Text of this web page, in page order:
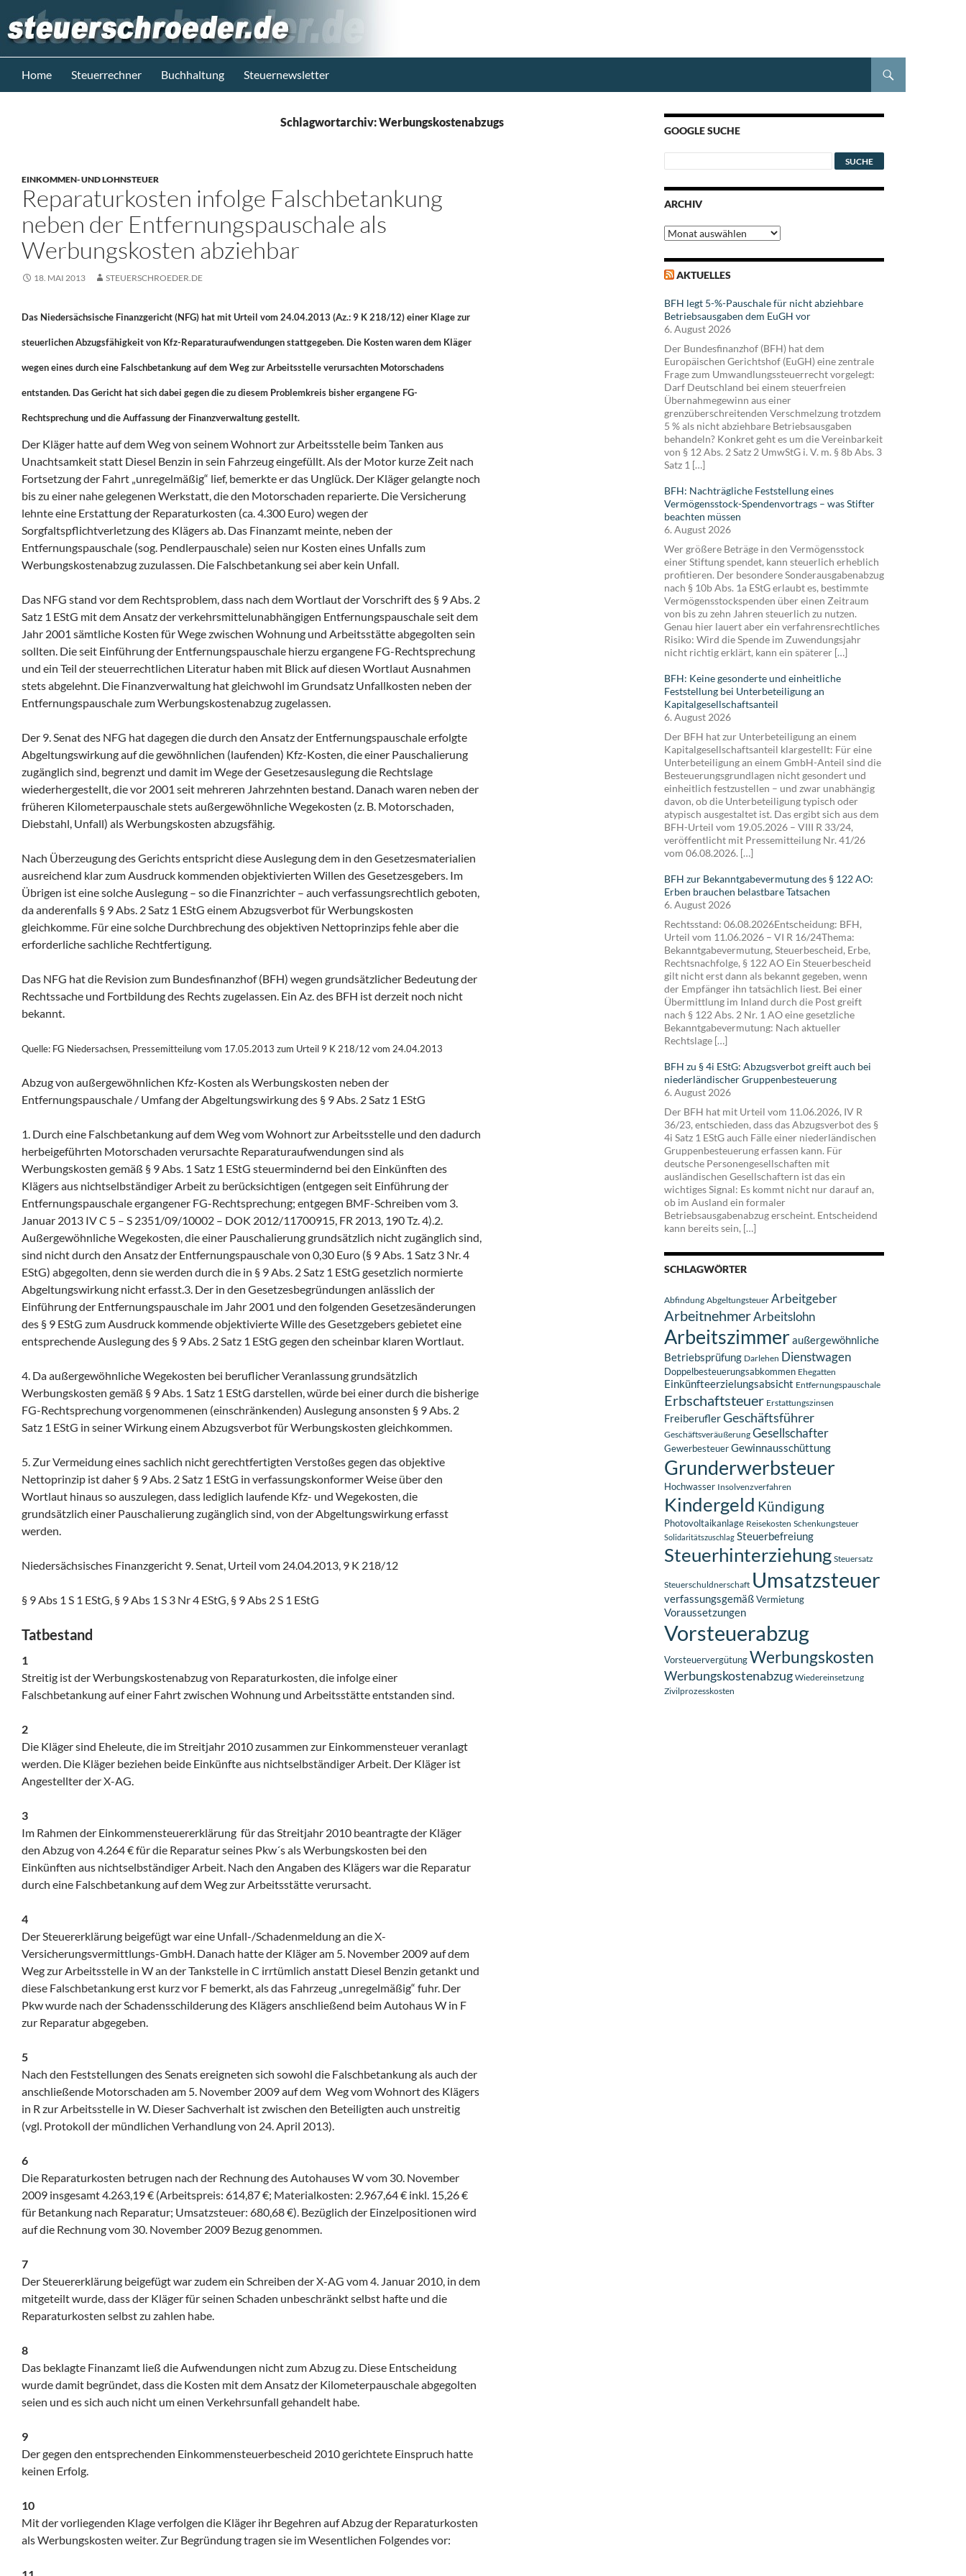
Inhalt
springen
Steuerblog www.steuerschroeder.de
Home Steuerrechner Buchhaltung Steuernewsletter
Schlagwortarchiv: Werbungskostenabzugs
EINKOMMEN- UND LOHNSTEUER
Reparaturkosten infolge Falschbetankung
neben der Entfernungspauschale als
Werbungskosten abziehbar
18. MAI 2013 STEUERSCHROEDER.DE
Das Niedersächsische Finanzgericht (NFG) hat mit Urteil vom 24.04.2013 (Az.: 9 K 218/12) einer Klage zur
steuerlichen Abzugsfähigkeit von Kfz-Reparaturaufwendungen stattgegeben. Die Kosten waren dem Kläger
wegen eines durch eine Falschbetankung auf dem Weg zur Arbeitsstelle verursachten Motorschadens
entstanden. Das Gericht hat sich dabei gegen die zu diesem Problemkreis bisher ergangene FG-
Rechtsprechung und die Auffassung der Finanzverwaltung gestellt.
Der Kläger hatte auf dem Weg von seinem Wohnort zur Arbeitsstelle beim Tanken aus
Unachtsamkeit statt Diesel Benzin in sein Fahrzeug eingefüllt. Als der Motor kurze Zeit nach
Fortsetzung der Fahrt „unregelmäßig“ lief, bemerkte er das Unglück. Der Kläger gelangte noch
bis zu einer nahe gelegenen Werkstatt, die den Motorschaden reparierte. Die Versicherung
lehnte eine Erstattung der Reparaturkosten (ca. 4.300 Euro) wegen der
Sorgfaltspflichtverletzung des Klägers ab. Das Finanzamt meinte, neben der
Entfernungspauschale (sog. Pendlerpauschale) seien nur Kosten eines Unfalls zum
Werbungskostenabzug zuzulassen. Die Falschbetankung sei aber kein Unfall.
Das NFG stand vor dem Rechtsproblem, dass nach dem Wortlaut der Vorschrift des § 9 Abs. 2
Satz 1 EStG mit dem Ansatz der verkehrsmittelunabhängigen Entfernungspauschale seit dem
Jahr 2001 sämtliche Kosten für Wege zwischen Wohnung und Arbeitsstätte abgegolten sein
sollten. Die seit Einführung der Entfernungspauschale hierzu ergangene FG-Rechtsprechung
und ein Teil der steuerrechtlichen Literatur haben mit Blick auf diesen Wortlaut Ausnahmen
stets abgelehnt. Die Finanzverwaltung hat gleichwohl im Grundsatz Unfallkosten neben der
Entfernungspauschale zum Werbungskostenabzug zugelassen.
Der 9. Senat des NFG hat dagegen die durch den Ansatz der Entfernungspauschale erfolgte
Abgeltungswirkung auf die gewöhnlichen (laufenden) Kfz-Kosten, die einer Pauschalierung
zugänglich sind, begrenzt und damit im Wege der Gesetzesauslegung die Rechtslage
wiederhergestellt, die vor 2001 seit mehreren Jahrzehnten bestand. Danach waren neben der
früheren Kilometerpauschale stets außergewöhnliche Wegekosten (z. B. Motorschaden,
Diebstahl, Unfall) als Werbungskosten abzugsfähig.
Nach Überzeugung des Gerichts entspricht diese Auslegung dem in den Gesetzesmaterialien
ausreichend klar zum Ausdruck kommenden objektivierten Willen des Gesetzesgebers. Im
Übrigen ist eine solche Auslegung – so die Finanzrichter – auch verfassungsrechtlich geboten,
da anderenfalls § 9 Abs. 2 Satz 1 EStG einem Abzugsverbot für Werbungskosten
gleichkomme. Für eine solche Durchbrechung des objektiven Nettoprinzips fehle aber die
erforderliche sachliche Rechtfertigung.
Das NFG hat die Revision zum Bundesfinanzhof (BFH) wegen grundsätzlicher Bedeutung der
Rechtssache und Fortbildung des Rechts zugelassen. Ein Az. des BFH ist derzeit noch nicht
bekannt.
Quelle: FG Niedersachsen, Pressemitteilung vom 17.05.2013 zum Urteil 9 K 218/12 vom 24.04.2013
Abzug von außergewöhnlichen Kfz-Kosten als Werbungskosten neben der
Entfernungspauschale / Umfang der Abgeltungswirkung des § 9 Abs. 2 Satz 1 EStG
1. Durch eine Falschbetankung auf dem Weg vom Wohnort zur Arbeitsstelle und den dadurch
herbeigeführten Motorschaden verursachte Reparaturaufwendungen sind als
Werbungskosten gemäß § 9 Abs. 1 Satz 1 EStG steuermindernd bei den Einkünften des
Klägers aus nichtselbständiger Arbeit zu berücksichtigen (entgegen seit Einführung der
Entfernungspauschale ergangener FG-Rechtsprechung; entgegen BMF-Schreiben vom 3.
Januar 2013 IV C 5 – S 2351/09/10002 – DOK 2012/11700915, FR 2013, 190 Tz. 4).2.
Außergewöhnliche Wegekosten, die einer Pauschalierung grundsätzlich nicht zugänglich sind,
sind nicht durch den Ansatz der Entfernungspauschale von 0,30 Euro (§ 9 Abs. 1 Satz 3 Nr. 4
EStG) abgegolten, denn sie werden durch die in § 9 Abs. 2 Satz 1 EStG gesetzlich normierte
Abgeltungswirkung nicht erfasst.3. Der in den Gesetzesbegründungen anlässlich der
Einführung der Entfernungspauschale im Jahr 2001 und den folgenden Gesetzesänderungen
des § 9 EStG zum Ausdruck kommende objektivierte Wille des Gesetzgebers gebietet eine
entsprechende Auslegung des § 9 Abs. 2 Satz 1 EStG gegen den scheinbar klaren Wortlaut.
4. Da außergewöhnliche Wegekosten bei beruflicher Veranlassung grundsätzlich
Werbungskosten gemäß § 9 Abs. 1 Satz 1 EStG darstellen, würde bei einer durch die bisherige
FG-Rechtsprechung vorgenommenen (einschränkenden) Auslegung ansonsten § 9 Abs. 2
Satz 1 EStG in seiner Wirkung einem Abzugsverbot für Werbungskosten gleichkommen.
5. Zur Vermeidung eines sachlich nicht gerechtfertigten Verstoßes gegen das objektive
Nettoprinzip ist daher § 9 Abs. 2 Satz 1 EStG in verfassungskonformer Weise über den
Wortlaut hinaus so auszulegen, dass lediglich laufende Kfz- und Wegekosten, die
grundsätzlich einer Pauschalierung zugänglich sind, von der Abgeltungswirkung erfasst
werden.
Niedersächsisches Finanzgericht 9. Senat, Urteil vom 24.04.2013, 9 K 218/12
§ 9 Abs 1 S 1 EStG, § 9 Abs 1 S 3 Nr 4 EStG, § 9 Abs 2 S 1 EStG
Tatbestand
1
Streitig ist der Werbungskostenabzug von Reparaturkosten, die infolge einer
Falschbetankung auf einer Fahrt zwischen Wohnung und Arbeitsstätte entstanden sind.
2
Die Kläger sind Eheleute, die im Streitjahr 2010 zusammen zur Einkommensteuer veranlagt
werden. Die Kläger beziehen beide Einkünfte aus nichtselbständiger Arbeit. Der Kläger ist
Angestellter der X-AG.
3
Im Rahmen der Einkommensteuererklärung für das Streitjahr 2010 beantragte der Kläger
den Abzug von 4.264 € für die Reparatur seines Pkw´s als Werbungskosten bei den
Einkünften aus nichtselbständiger Arbeit. Nach den Angaben des Klägers war die Reparatur
durch eine Falschbetankung auf dem Weg zur Arbeitsstätte verursacht.
4
Der Steuererklärung beigefügt war eine Unfall-/Schadenmeldung an die X-
Versicherungsvermittlungs-GmbH. Danach hatte der Kläger am 5. November 2009 auf dem
Weg zur Arbeitsstelle in W an der Tankstelle in C irrtümlich anstatt Diesel Benzin getankt und
diese Falschbetankung erst kurz vor F bemerkt, als das Fahrzeug „unregelmäßig“ fuhr. Der
Pkw wurde nach der Schadensschilderung des Klägers anschließend beim Autohaus W in F
zur Reparatur abgegeben.
5
Nach den Feststellungen des Senats ereigneten sich sowohl die Falschbetankung als auch der
anschließende Motorschaden am 5. November 2009 auf dem Weg vom Wohnort des Klägers
in R zur Arbeitsstelle in W. Dieser Sachverhalt ist zwischen den Beteiligten auch unstreitig
(vgl. Protokoll der mündlichen Verhandlung von 24. April 2013).
6
Die Reparaturkosten betrugen nach der Rechnung des Autohauses W vom 30. November
2009 insgesamt 4.263,19 € (Arbeitspreis: 614,87 €; Materialkosten: 2.967,64 € inkl. 15,26 €
für Betankung nach Reparatur; Umsatzsteuer: 680,68 €). Bezüglich der Einzelpositionen wird
auf die Rechnung vom 30. November 2009 Bezug genommen.
7
Der Steuererklärung beigefügt war zudem ein Schreiben der X-AG vom 4. Januar 2010, in dem
mitgeteilt wurde, dass der Kläger für seinen Schaden unbeschränkt selbst hafte und die
Reparaturkosten selbst zu zahlen habe.
8
Das beklagte Finanzamt ließ die Aufwendungen nicht zum Abzug zu. Diese Entscheidung
wurde damit begründet, dass die Kosten mit dem Ansatz der Kilometerpauschale abgegolten
seien und es sich auch nicht um einen Verkehrsunfall gehandelt habe.
9
Der gegen den entsprechenden Einkommensteuerbescheid 2010 gerichtete Einspruch hatte
keinen Erfolg.
10
Mit der vorliegenden Klage verfolgen die Kläger ihr Begehren auf Abzug der Reparaturkosten
als Werbungskosten weiter. Zur Begründung tragen sie im Wesentlichen Folgendes vor:
GOOGLE SUCHE
ARCHIV
Archiv
AKTUELLES
BFH legt 5-%-Pauschale für nicht abziehbare
Betriebsausgaben dem EuGH vor
6. August 2026
Der Bundesfinanzhof (BFH) hat dem
Europäischen Gerichtshof (EuGH) eine zentrale
Frage zum Umwandlungssteuerrecht vorgelegt:
Darf Deutschland bei einem steuerfreien
Übernahmegewinn aus einer
grenzüberschreitenden Verschmelzung trotzdem
5 % als nicht abziehbare Betriebsausgaben
behandeln? Konkret geht es um die Vereinbarkeit
von § 12 Abs. 2 Satz 2 UmwStG i. V. m. § 8b Abs. 3
Satz 1 […]
BFH: Nachträgliche Feststellung eines
Vermögensstock-Spendenvortrags – was Stifter
beachten müssen
6. August 2026
Wer größere Beträge in den Vermögensstock
einer Stiftung spendet, kann steuerlich erheblich
profitieren. Der besondere Sonderausgabenabzug
nach § 10b Abs. 1a EStG erlaubt es, bestimmte
Vermögensstockspenden über einen Zeitraum
von bis zu zehn Jahren steuerlich zu nutzen.
Genau hier lauert aber ein verfahrensrechtliches
Risiko: Wird die Spende im Zuwendungsjahr
nicht richtig erklärt, kann ein späterer […]
BFH: Keine gesonderte und einheitliche
Feststellung bei Unterbeteiligung an
Kapitalgesellschaftsanteil
6. August 2026
Der BFH hat zur Unterbeteiligung an einem
Kapitalgesellschaftsanteil klargestellt: Für eine
Unterbeteiligung an einem GmbH-Anteil sind die
Besteuerungsgrundlagen nicht gesondert und
einheitlich festzustellen – und zwar unabhängig
davon, ob die Unterbeteiligung typisch oder
atypisch ausgestaltet ist. Das ergibt sich aus dem
BFH-Urteil vom 19.05.2026 – VIII R 33/24,
veröffentlicht mit Pressemitteilung Nr. 41/26
vom 06.08.2026. […]
BFH zur Bekanntgabevermutung des § 122 AO:
Erben brauchen belastbare Tatsachen
6. August 2026
Rechtsstand: 06.08.2026Entscheidung: BFH,
Urteil vom 11.06.2026 – VI R 16/24Thema:
Bekanntgabevermutung, Steuerbescheid, Erbe,
Rechtsnachfolge, § 122 AO Ein Steuerbescheid
gilt nicht erst dann als bekannt gegeben, wenn
der Empfänger ihn tatsächlich liest. Bei einer
Übermittlung im Inland durch die Post greift
nach § 122 Abs. 2 Nr. 1 AO eine gesetzliche
Bekanntgabevermutung: Nach aktueller
Rechtslage […]
BFH zu § 4i EStG: Abzugsverbot greift auch bei
niederländischer Gruppenbesteuerung
6. August 2026
Der BFH hat mit Urteil vom 11.06.2026, IV R
36/23, entschieden, dass das Abzugsverbot des §
4i Satz 1 EStG auch Fälle einer niederländischen
Gruppenbesteuerung erfassen kann. Für
deutsche Personengesellschaften mit
ausländischen Gesellschaftern ist das ein
wichtiges Signal: Es kommt nicht nur darauf an,
ob im Ausland ein formaler
Betriebsausgabenabzug erscheint. Entscheidend
kann bereits sein, […]
SCHLAGWÖRTER
Abfindung Abgeltungsteuer Arbeitgeber
ArbeitnehmerArbeitslohn
Arbeitszimmeraußergewöhnliche
Betriebsprüfung Darlehen Dienstwagen
Doppelbesteuerungsabkommen Ehegatten
Einkünfteerzielungsabsicht Entfernungspauschale
Erbschaftsteuer Erstattungszinsen
FreiberuflerGeschäftsführer
Geschäftsveräußerung Gesellschafter
GewerbesteuerGewinnausschüttung
Grunderwerbsteuer
Hochwasser Insolvenzverfahren
Kindergeld Kündigung
Photovoltaikanlage Reisekosten Schenkungsteuer
Solidaritätszuschlag Steuerbefreiung
Steuerhinterziehung Steuersatz
Steuerschuldnerschaft Umsatzsteuer
verfassungsgemäßVermietung
Voraussetzungen
Vorsteuerabzug
VorsteuervergütungWerbungskosten
Werbungskostenabzug Wiedereinsetzung
Zivilprozesskosten